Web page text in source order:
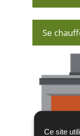
Ce site
Se